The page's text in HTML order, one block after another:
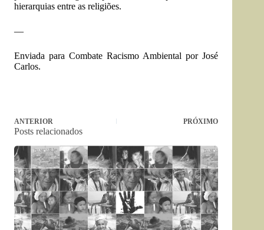
hierarquias entre as religiões.
—
Enviada para Combate Racismo Ambiental por José
Carlos.
ANTERIOR PRÓXIMO
Posts relacionados